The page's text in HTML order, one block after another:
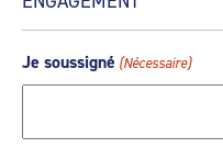
Je soussigné (Nécessaire)